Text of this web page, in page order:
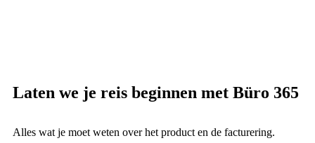
Laten we je reis beginnen met Büro 365
Alles wat je moet weten over het product en de facturering.